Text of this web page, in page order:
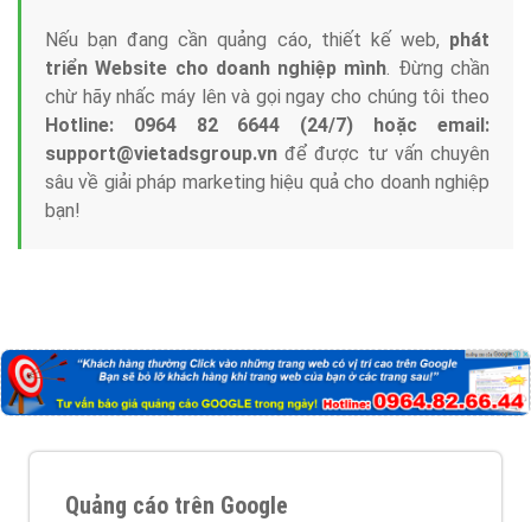
Nếu bạn đang cần quảng cáo, thiết kế web, phát
triển Website cho doanh nghiệp mình. Đừng chần
chừ hãy nhấc máy lên và gọi ngay cho chúng tôi theo
Hotline: 0964 82 6644 (24/7) hoặc email:
support@vietadsgroup.vn để được tư vấn chuyên
sâu về giải pháp marketing hiệu quả cho doanh nghiệp
bạn!
Quảng cáo trên Google